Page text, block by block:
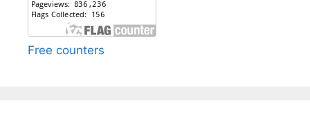
Free counters